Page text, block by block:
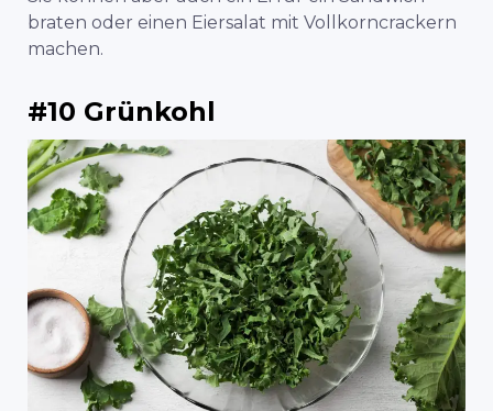
braten oder einen Eiersalat mit Vollkorncrackern
machen.
#10 Grünkohl